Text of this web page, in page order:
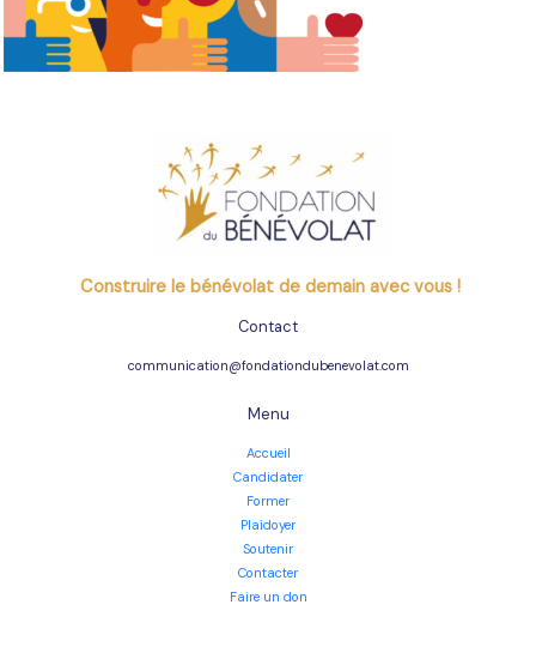
Construire le bénévolat de demain avec vous !
Contact
communication@fondationdubenevolat.com
Menu
Accueil
Candidater
Former
Plaidoyer
Soutenir
Contacter
Faire un don